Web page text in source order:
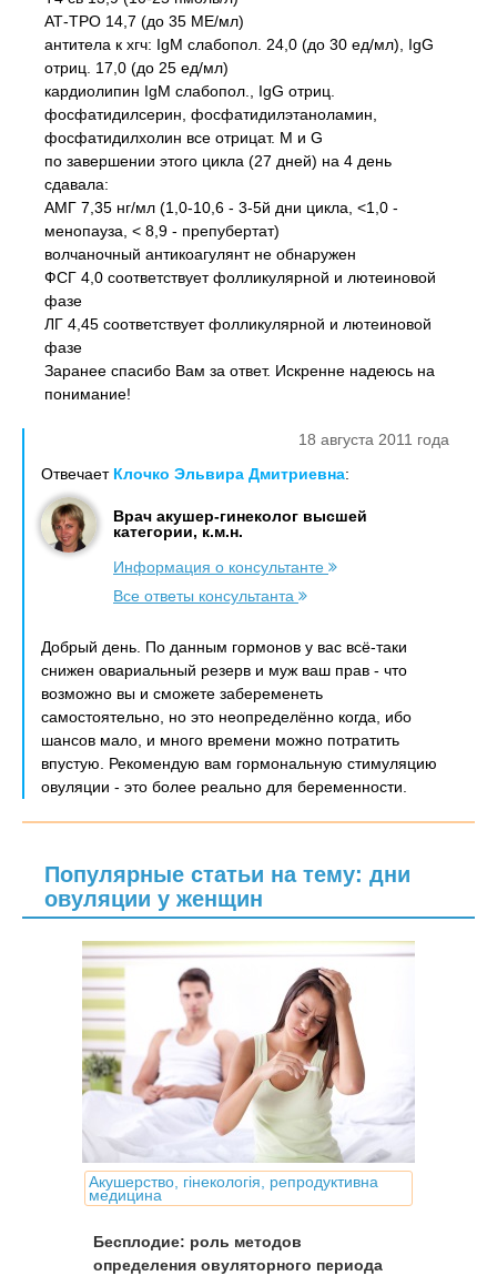
АТ-ТРО 14,7 (до 35 МЕ/мл)
антитела к хгч: IgM cлабопол. 24,0 (до 30 ед/мл), IgG
отриц. 17,0 (до 25 ед/мл)
кардиолипин IgM слабопол., IgG отриц.
фосфатидилсерин, фосфатидилэтаноламин,
фосфатидилхолин все отрицат. M и G
по завершении этого цикла (27 дней) на 4 день
сдавала:
АМГ 7,35 нг/мл (1,0-10,6 - 3-5й дни цикла, <1,0 -
менопауза, < 8,9 - препубертат)
волчаночный антикоагулянт не обнаружен
ФСГ 4,0 соответствует фолликулярной и лютеиновой
фазе
ЛГ 4,45 соответствует фолликулярной и лютеиновой
фазе
Заранее спасибо Вам за ответ. Искренне надеюсь на
понимание!
18 августа 2011 года
Отвечает Клочко Эльвира Дмитриевна:
Врач акушер-гинеколог высшей
категории, к.м.н.
Информация о консультанте
Все ответы консультанта
Добрый день. По данным гормонов у вас всё-таки
снижен овариальный резерв и муж ваш прав - что
возможно вы и сможете забеременеть
самостоятельно, но это неопределённо когда, ибо
шансов мало, и много времени можно потратить
впустую. Рекомендую вам гормональную стимуляцию
овуляции - это более реально для беременности.
Популярные статьи на тему: дни
овуляции у женщин
Акушерство, гінекологія, репродуктивна
медицина
Бесплодие: роль методов
определения овуляторного периода